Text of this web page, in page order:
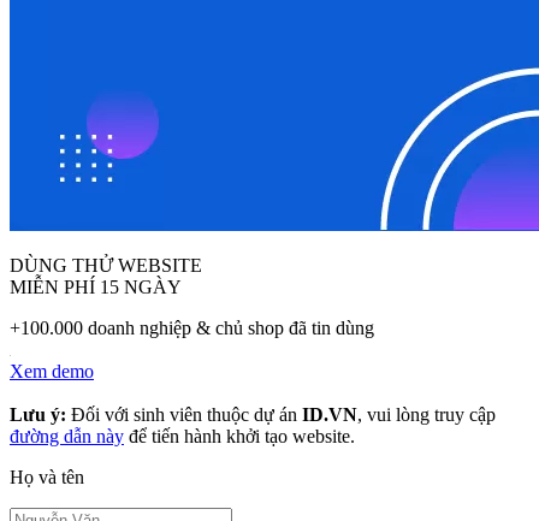
DÙNG THỬ WEBSITE
MIỄN PHÍ 15 NGÀY
+100.000 doanh nghiệp & chủ shop đã tin dùng
Xem demo
Lưu ý: Đối với sinh viên thuộc dự án ID.VN, vui lòng truy cập
đường dẫn này để tiến hành khởi tạo website.
Họ và tên